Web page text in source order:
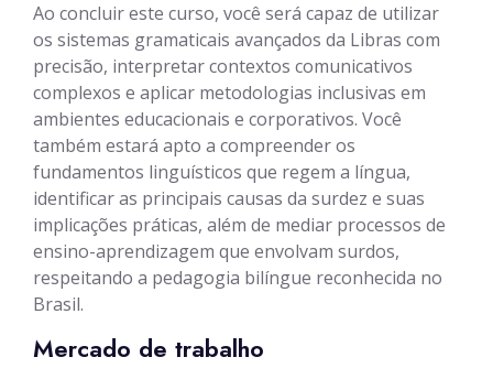
Ao concluir este curso, você será capaz de utilizar
os sistemas gramaticais avançados da Libras com
precisão, interpretar contextos comunicativos
complexos e aplicar metodologias inclusivas em
ambientes educacionais e corporativos. Você
também estará apto a compreender os
fundamentos linguísticos que regem a língua,
identificar as principais causas da surdez e suas
implicações práticas, além de mediar processos de
ensino-aprendizagem que envolvam surdos,
respeitando a pedagogia bilíngue reconhecida no
Brasil.
Mercado de trabalho